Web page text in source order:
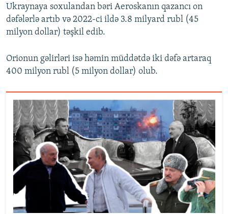
Ukraynaya soxulandan bəri Aeroskanın qazancı on
dəfələrlə artıb və 2022-ci ildə 3.8 milyard rubl (45
milyon dollar) təşkil edib.
Orionun gəlirləri isə həmin müddətdə iki dəfə artaraq
400 milyon rubl (5 milyon dollar) olub.